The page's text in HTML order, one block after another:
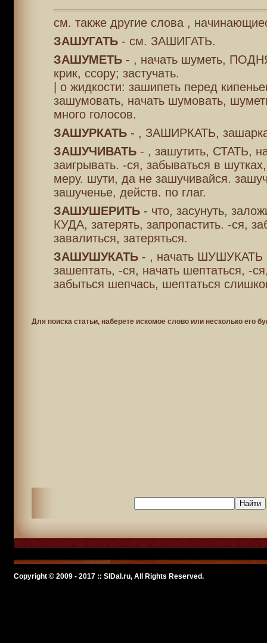
см. также другие слова ,
ЗАШУГАТЬ- см. ЗАШИГАТЬ.
ЗАШУМЕТЬ- , начать шуметь,
крик, ссору; застучать.
| о жидкости: зашипеть перед
зашумовать, начать шумовать,
много голосов.
ЗАШУРКАТЬ- , ЗАШИРКАТЬ,
ЗАШУЧИВАТЬ- , зашутить, СТАТЬ,
заигрывать. -ся, забываться в
меру. шути, да не зашучивайся.
зашученье, действ. по глаг.
ЗАШУШЕРИТЬ- что, засунуть,
КУДА, затерять, запропастить. -ся,
завалиться, затеряться.
ЗАШУШУКАТЬ- , начать ШУШУКАТЬ
зашептать, -ся, начать шептаться, -
забыться шепчась, шептаться
Для поиска статьи, наберете искомое слово или несколько его
Copyright © 2009 - 2017 :: SlDal.ru, All Rights Reserved.